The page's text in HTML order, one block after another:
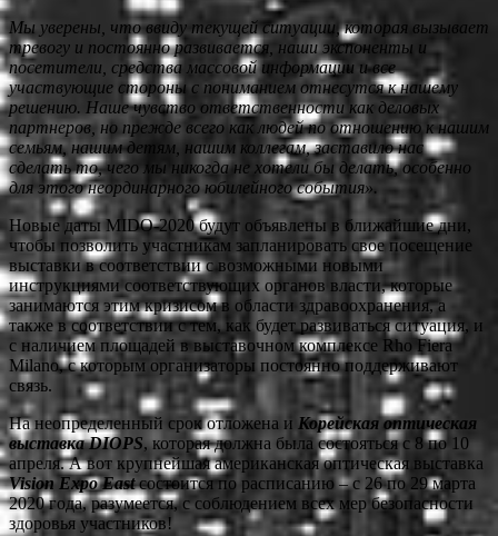
Мы уверены, что ввиду текущей ситуации, которая вызывает
тревогу и постоянно развивается, наши экспоненты и
посетители, средства массовой информации и все
участвующие стороны с пониманием отнесутся к нашему
решению. Наше чувство ответственности как деловых
партнеров, но прежде всего как людей по отношению к нашим
семьям, нашим детям, нашим коллегам, заставило нас
сделать то, чего мы никогда не хотели бы делать,особенно
для этогонеординарного юбилейного события».
Новые даты MIDO-2020 будут объявлены в ближайшие дни,
чтобы позволить участникам запланировать свое посещение
выставки в соответствии с возможными новыми
инструкциями соответствующих органов власти, которые
занимаются этим кризисом в области здравоохранения, а
также в соответствии с тем, как будет развиваться ситуация, и
с наличием площадей в выставочном комплексе Rho Fiera
Milano, с которым организаторы постоянно поддерживают
связь.
На неопределенный срок отложена и Корейская оптическая
выставка DIOPS, которая должна была состояться с 8 по 10
апреля. А вот крупнейшая американская оптическая выставка
Vision Expo Eastсостоится по расписанию – с 26 по 29 марта
2020 года, разумеется, с соблюдением всех мер безопасности
здоровья участников!